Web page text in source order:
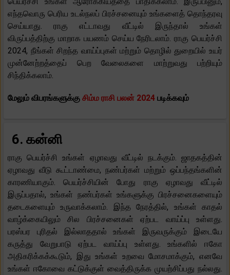
எந்தவொரு பெரிய உடல்நலப் பிரச்சனையும் உங்களைத் தொந்தரவு
செய்யாது. ராகு எட்டாவது வீட்டில் இருந்தால் உங்கள்
விருப்பத்திற்கு மாறாக பயணம் செய்ய நேரிடலாம். ராகு பெயர்ச்சி
2024, நீங்கள் சிறந்த வாய்ப்புகள் மற்றும் தொழில் துறையில் உயர்
முன்னேற்றத்தைப் பெற வேலைகளை மாற்றுவது பற்றியும்
சிந்திக்கலாம்.
மேலும் விபரங்களுக்கு சிம்ம ராசி பலன் 2024 படிக்கவும்
6. கன்னி
ராகு பெயர்ச்சி உங்கள் ஏழாவது வீட்டில் நடக்கும். ஜாதகத்தின்
ஏழாவது வீடு கூட்டாண்மை, நண்பர்கள் மற்றும் ஒப்பந்தங்களின்
காரணியாகும். பெயர்ச்சியின் போது ராகு ஏழாவது வீட்டில்
இருப்பதால், உங்கள் நண்பர்கள் உங்களுக்கு பிரச்சனைகளையும்
தடைகளையும் உருவாக்கலாம். இந்த நேரத்தில், உங்கள் காதல்
வாழ்க்கையிலும் சில பிரச்சனைகள் ஏற்பட வாய்ப்பு உள்ளது.
பரஸ்பர புரிதல் இல்லாததால் உங்கள் இருவருக்கும் இடையே
கருத்து வேறுபாடு ஏற்பட வாய்ப்பு உள்ளது. உங்களில் ஈகோ
அதிகரிக்கக்கூடும், இது உங்கள் உறவை மோசமாக்கும், எனவே
உங்கள் ஈகோவை கட்டுக்குள் வைத்திருக்க முயற்சிப்பது நல்லது.